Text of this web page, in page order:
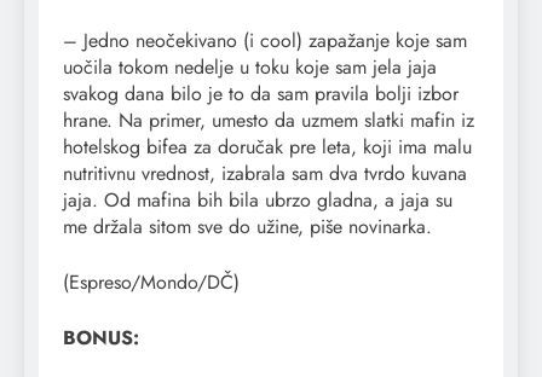
– Jedno neočekivano (i cool) zapažanje koje sam
uočila tokom nedelje u toku koje sam jela jaja
svakog dana bilo je to da sam pravila bolji izbor
hrane. Na primer, umesto da uzmem slatki mafin iz
hotelskog bifea za doručak pre leta, koji ima malu
nutritivnu vrednost, izabrala sam dva tvrdo kuvana
jaja. Od mafina bih bila ubrzo gladna, a jaja su
me držala sitom sve do užine, piše novinarka.
(Espreso/Mondo/DČ)
BONUS: